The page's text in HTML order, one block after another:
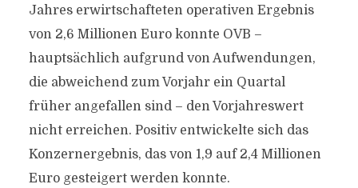
Jahres erwirtschafteten operativen Ergebnis
von 2,6 Millionen Euro konnte OVB –
hauptsächlich aufgrund von Aufwendungen,
die abweichend zum Vorjahr ein Quartal
früher angefallen sind – den Vorjahreswert
nicht erreichen. Positiv entwickelte sich das
Konzernergebnis, das von 1,9 auf 2,4 Millionen
Euro gesteigert werden konnte.